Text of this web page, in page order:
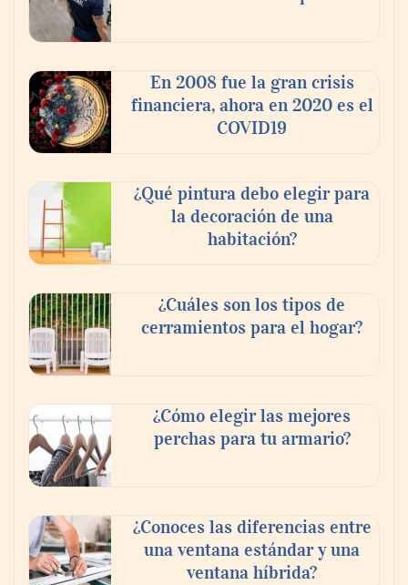
En 2008 fue la gran crisis
financiera, ahora en 2020 es el
COVID19
¿Qué pintura debo elegir para
la decoración de una
habitación?
¿Cuáles son los tipos de
cerramientos para el hogar?
¿Cómo elegir las mejores
perchas para tu armario?
¿Conoces las diferencias entre
una ventana estándar y una
ventana híbrida?